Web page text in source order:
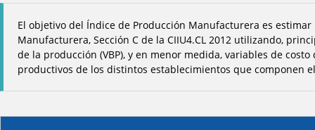
El objetivo del Índice de Producción Manufacturera es
Manufacturera, Sección C de la CIIU4.CL 2012 utilizando,
de la producción (VBP), y en menor medida, variables de
productivos de los distintos establecimientos que componen